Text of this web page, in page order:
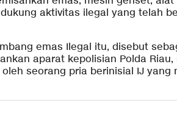
aktivitas ilegal yang telah
emas Ilegal itu, disebut
aparat kepolisian Polda
seorang pria berinisial IJ yang